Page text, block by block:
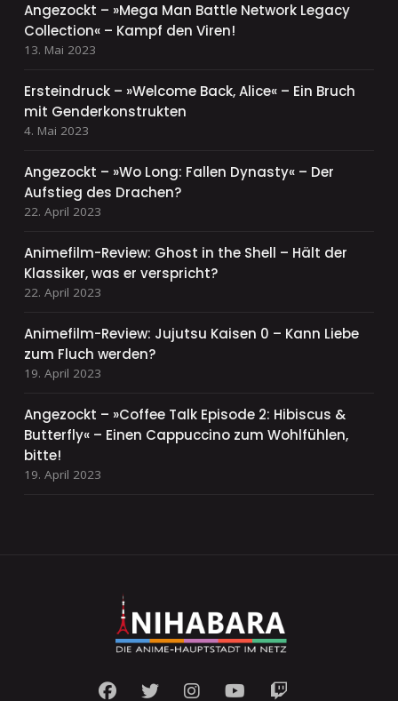
Angezockt – »Mega Man Battle Network Legacy
Collection« – Kampf den Viren!
13. Mai 2023
Ersteindruck – »Welcome Back, Alice« – Ein Bruch
mit Genderkonstrukten
4. Mai 2023
Angezockt – »Wo Long: Fallen Dynasty« – Der
Aufstieg des Drachen?
22. April 2023
Animefilm-Review: Ghost in the Shell – Hält der
Klassiker, was er verspricht?
22. April 2023
Animefilm-Review: Jujutsu Kaisen 0 – Kann Liebe
zum Fluch werden?
19. April 2023
Angezockt – »Coffee Talk Episode 2: Hibiscus &
Butterfly« – Einen Cappuccino zum Wohlfühlen,
bitte!
19. April 2023